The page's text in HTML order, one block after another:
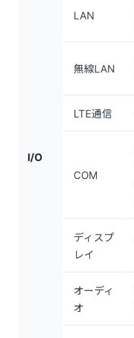
I/O
LAN
無線LAN
LTE通信
COM
ディスプ
レイ
オーディ
オ